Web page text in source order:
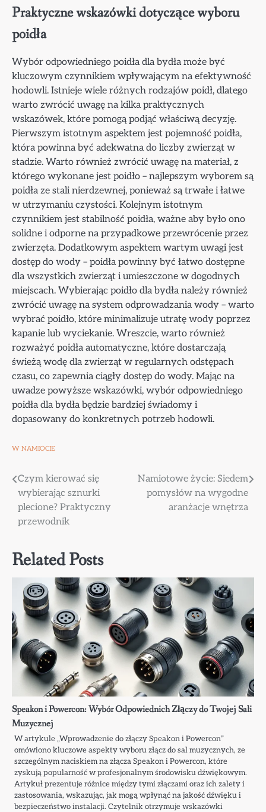
Praktyczne wskazówki dotyczące wyboru
poidła
Wybór odpowiedniego poidła dla bydła może być
kluczowym czynnikiem wpływającym na efektywność
hodowli. Istnieje wiele różnych rodzajów poidł, dlatego
warto zwrócić uwagę na kilka praktycznych
wskazówek, które pomogą podjąć właściwą decyzję.
Pierwszym istotnym aspektem jest pojemność poidła,
która powinna być adekwatna do liczby zwierząt w
stadzie. Warto również zwrócić uwagę na materiał, z
którego wykonane jest poidło – najlepszym wyborem są
poidła ze stali nierdzewnej, ponieważ są trwałe i łatwe
w utrzymaniu czystości. Kolejnym istotnym
czynnikiem jest stabilność poidła, ważne aby było ono
solidne i odporne na przypadkowe przewrócenie przez
zwierzęta. Dodatkowym aspektem wartym uwagi jest
dostęp do wody – poidła powinny być łatwo dostępne
dla wszystkich zwierząt i umieszczone w dogodnych
miejscach. Wybierając poidło dla bydła należy również
zwrócić uwagę na system odprowadzania wody – warto
wybrać poidło, które minimalizuje utratę wody poprzez
kapanie lub wyciekanie. Wreszcie, warto również
rozważyć poidła automatyczne, które dostarczają
świeżą wodę dla zwierząt w regularnych odstępach
czasu, co zapewnia ciągły dostęp do wody. Mając na
uwadze powyższe wskazówki, wybór odpowiedniego
poidła dla bydła będzie bardziej świadomy i
dopasowany do konkretnych potrzeb hodowli.
W NAMIOCIE
Nawigacja
wpisu
Czym kierować się
wybierając sznurki
plecione? Praktyczny
przewodnik
Namiotowe życie: Siedem
pomysłów na wygodne
aranżacje wnętrza
Related Posts
Speakon i Powercon: Wybór Odpowiednich Złączy do Twojej Sali
Muzycznej
W artykule „Wprowadzenie do złączy Speakon i Powercon”
omówiono kluczowe aspekty wyboru złącz do sal muzycznych, ze
szczególnym naciskiem na złącza Speakon i Powercon, które
zyskują popularność w profesjonalnym środowisku dźwiękowym.
Artykuł prezentuje różnice między tymi złączami oraz ich zalety i
zastosowania, wskazując, jak mogą wpłynąć na jakość dźwięku i
bezpieczeństwo instalacji. Czytelnik otrzymuje wskazówki